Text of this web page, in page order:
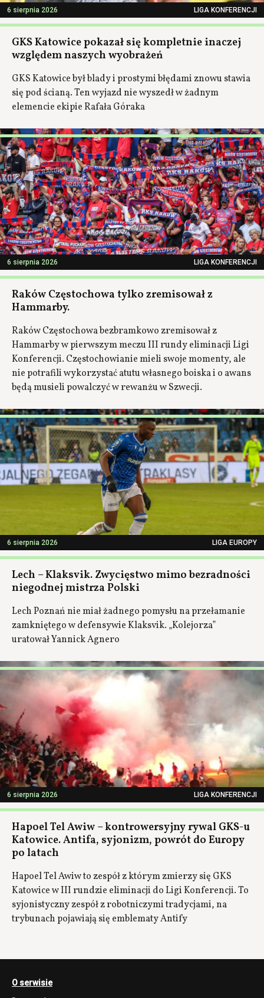
6 sierpnia 2026 LIGA KONFERENCJI
GKS Katowice pokazał się kompletnie inaczej
względem naszych wyobrażeń
GKS Katowice był blady i prostymi błędami znowu stawia
się pod ścianą. Ten wyjazd nie wyszedł w żadnym
elemencie ekipie Rafała Góraka
6 sierpnia 2026 LIGA KONFERENCJI
Raków Częstochowa tylko zremisował z
Hammarby.
Raków Częstochowa bezbramkowo zremisował z
Hammarby w pierwszym meczu III rundy eliminacji Ligi
Konferencji. Częstochowianie mieli swoje momenty, ale
nie potrafili wykorzystać atutu własnego boiska i o awans
będą musieli powalczyć w rewanżu w Szwecji.
6 sierpnia 2026 LIGA EUROPY
Lech – Klaksvik. Zwycięstwo mimo bezradności
niegodnej mistrza Polski
Lech Poznań nie miał żadnego pomysłu na przełamanie
zamkniętego w defensywie Klaksvik. „Kolejorza”
uratował Yannick Agnero
6 sierpnia 2026 LIGA KONFERENCJI
Hapoel Tel Awiw – kontrowersyjny rywal GKS-u
Katowice. Antifa, syjonizm, powrót do Europy
po latach
Hapoel Tel Awiw to zespół z którym zmierzy się GKS
Katowice w III rundzie eliminacji do Ligi Konferencji. To
syjonistyczny zespół z robotniczymi tradycjami, na
trybunach pojawiają się emblematy Antify
O serwisie